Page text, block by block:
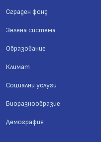
Сграден фонд
Зелена система
Образование
Климат
Социални услуги
Биоразнообразие
Демография